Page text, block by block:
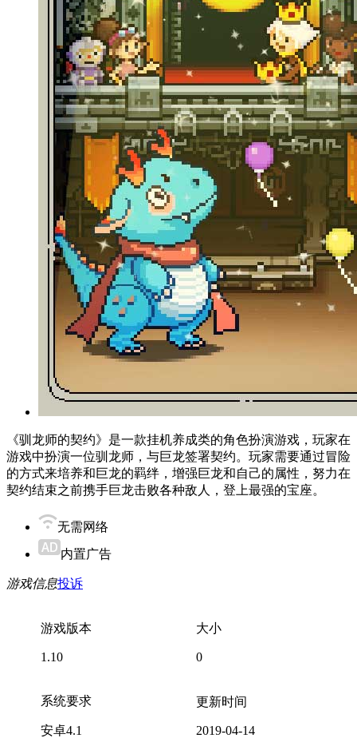
《驯龙师的契约》是一款挂机养成类的角色扮演游戏，玩家在
游戏中扮演一位驯龙师，与巨龙签署契约。玩家需要通过冒险
的方式来培养和巨龙的羁绊，增强巨龙和自己的属性，努力在
契约结束之前携手巨龙击败各种敌人，登上最强的宝座。
无需网络
内置广告
游戏信息投诉
游戏版本
1.10
大小
0
系统要求
安卓4.1
更新时间
2019-04-14